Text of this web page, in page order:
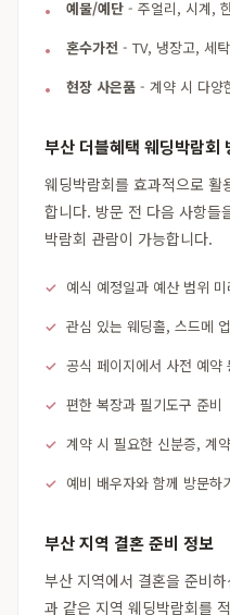
예물/예단 - 주얼리, 시계,
혼수가전 - TV, 냉장고, 세
현장 사은품 - 계약 시 다양
부산 더블혜택 웨딩박람회
웨딩박람회를 효과적으로 활
합니다. 방문 전 다음 사항들
박람회 관람이 가능합니다.
예식 예정일과 예산 범위
관심 있는 웨딩홀, 스드메
공식 페이지에서 사전 예약
편한 복장과 필기도구 준비
계약 시 필요한 신분증, 계
예비 배우자와 함께 방문하
부산 지역 결혼 준비 정보
부산 지역에서 결혼을 준비
과 같은 지역 웨딩박람회를